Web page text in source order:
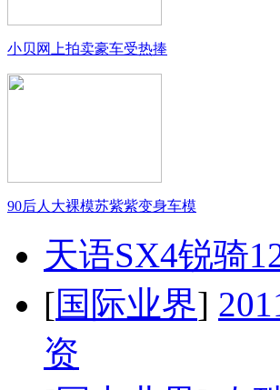
小贝网上拍卖豪车受热捧
90后人大裸模苏紫紫变身车模
天语SX4锐骑
[国际业界]
资